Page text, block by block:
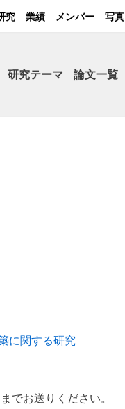
究 業績 メンバー 写真
研究テーマ 論文一覧
に関する研究
までお送りください。